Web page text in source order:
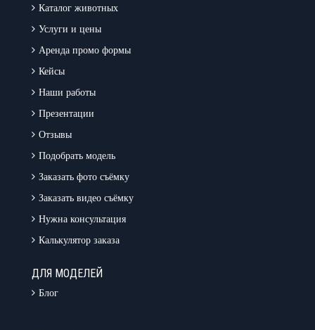
Каталог животных
Услуги и цены
Аренда промо формы
Кейсы
Наши работы
Презентации
Отзывы
Подобрать модель
Заказать фото съёмку
Заказать видео съёмку
Нужна консультация
Калькулятор заказа
ДЛЯ МОДЕЛЕЙ
Блог